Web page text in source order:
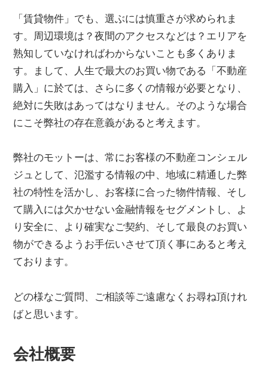
「賃貸物件」でも、選ぶには慎重さが求められま
す。周辺環境は？夜間のアクセスなどは？エリアを
熟知していなければわからないことも多くありま
す。まして、人生で最大のお買い物である「不動産
購入」に於ては、さらに多くの情報が必要となり、
絶対に失敗はあってはなりません。そのような場合
にこそ弊社の存在意義があると考えます。
弊社のモットーは、常にお客様の不動産コンシェル
ジュとして、氾濫する情報の中、地域に精通した弊
社の特性を活かし、お客様に合った物件情報、そし
て購入には欠かせない金融情報をセグメントし、よ
り安全に、より確実なご契約、そして最良のお買い
物ができるようお手伝いさせて頂く事にあると考え
ております。
どの様なご質問、ご相談等ご遠慮なくお尋ね頂けれ
ばと思います。
会社概要